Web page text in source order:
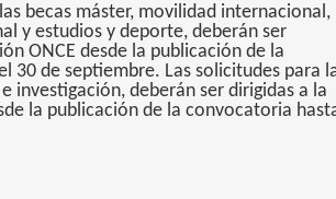
becas máster, movilidad internacional,
y estudios y deporte, deberán ser
ONCE desde la publicación de la
30 de septiembre. Las solicitudes para
investigación, deberán ser dirigidas a la
la publicación de la convocatoria